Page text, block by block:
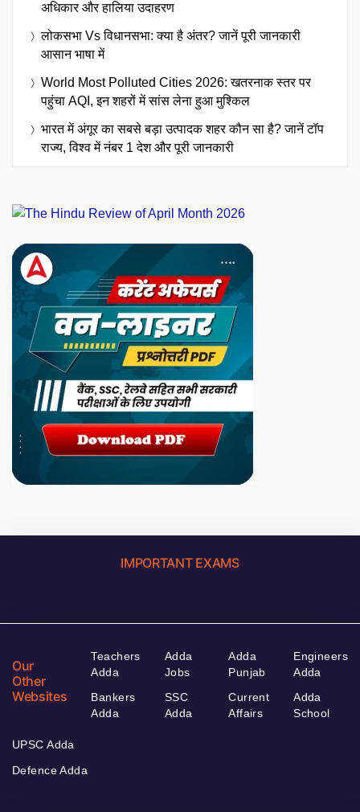
अधिकार और हालिया उदाहरण
लोकसभा Vs विधानसभा: क्या है अंतर? जानें पूरी जानकारी
आसान भाषा में
World Most Polluted Cities 2026: खतरनाक स्तर पर
पहुंचा AQI, इन शहरों में सांस लेना हुआ मुश्किल
भारत में अंगूर का सबसे बड़ा उत्पादक शहर कौन सा है? जानें टॉप
राज्य, विश्व में नंबर 1 देश और पूरी जानकारी
IMPORTANT EXAMS
Our
Other
Websites
Teachers
Adda
Bankers
Adda
Adda
Jobs
SSC
Adda
Adda
Punjab
Current
Affairs
Engineers
Adda
Adda
School
UPSC Adda
Defence Adda